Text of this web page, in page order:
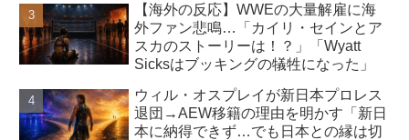
【海外の反応】WWEの大量解雇に海
外ファン悲鳴…「カイリ・セインとア
スカのストーリーは！？」「Wyatt
Sicksはブッキングの犠牲になった」
ウィル・オスプレイが新日本プロレス
退団→AEW移籍の理由を明かす「新日
本に納得できず…でも日本との縁は切